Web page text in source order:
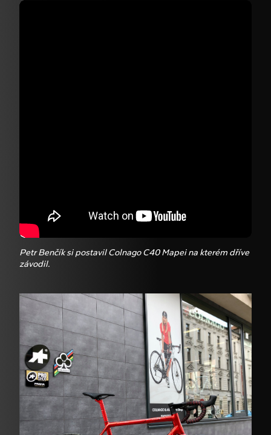
Petr Benčík si postavil Colnago C40 Mapei na kterém dříve
závodil.